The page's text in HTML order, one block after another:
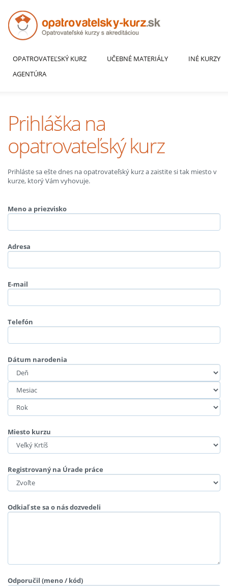
OPATROVATEĽSKÝ KURZ UČEBNÉ MATERIÁLY
INÉ KURZY
AGENTÚRA
Prihláška na
opatrovateľský kurz
Prihláste sa ešte dnes na opatrovateľský kurz a zaistite si tak miesto v
kurze, ktorý Vám vyhovuje.
Meno a priezvisko
Adresa
E-mail
Telefón
Dátum narodenia
Miesto kurzu
Registrovaný na Úrade práce
Odkiaľ ste sa o nás dozvedeli
Odporučil (meno / kód)